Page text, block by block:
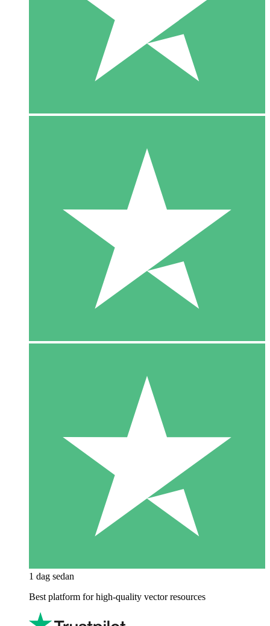
1 dag sedan
Best platform for high-quality vector resources